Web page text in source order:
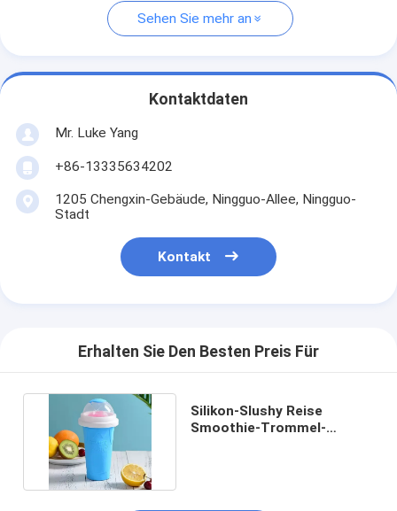
Sehen Sie mehr an
Kontaktdaten
Mr. Luke Yang
+86-13335634202
1205 Chengxin-Gebäude, Ningguo-Allee, Ningguo-
Stadt
Kontakt
Erhalten Sie Den Besten Preis Für
Silikon-Slushy Reise
Smoothie-Trommel-